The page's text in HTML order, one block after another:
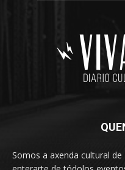
Somos a axenda cultural